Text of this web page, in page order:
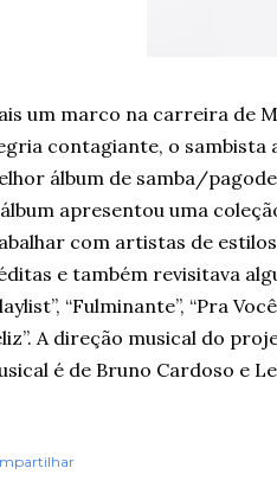
um marco na carreira de
contagiante, o sambista
álbum de samba/pagode
apresentou uma
com artistas de estilos
e também revisitava
“Fulminante”, “Pra
A direção musical do
é de Bruno Cardoso e